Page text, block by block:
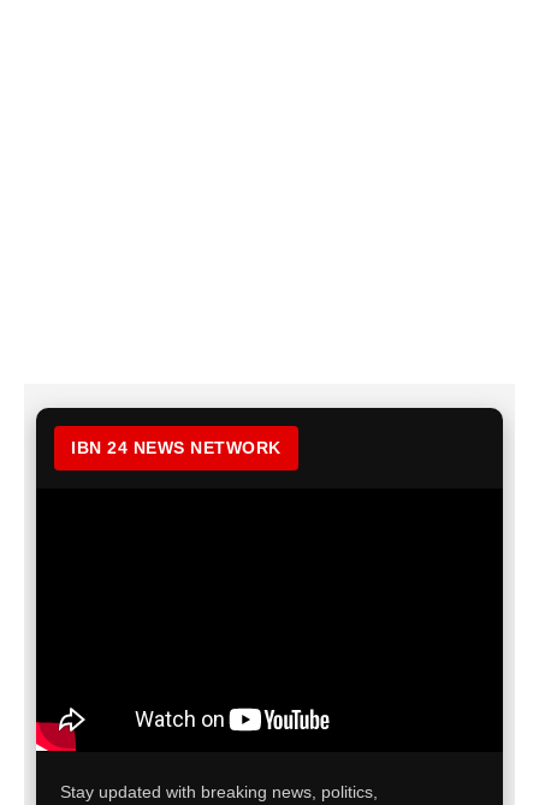
IBN 24 NEWS NETWORK
Stay updated with breaking news, politics,